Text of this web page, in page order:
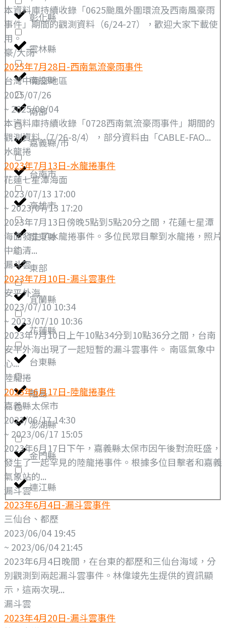
彰化縣
雲林縣
南投縣
南部
嘉義縣/市
台南市
高雄市
屏東縣
東部
宜蘭縣
花蓮縣
台東縣
離島
澎湖縣
金門縣
連江縣
本資料庫持續收錄「0625颱風外圍環流及西南風豪雨
事件」期間的觀測資料（6/24-27），歡迎大家下載使
用。
豪/大雨
2025年7月28日-西南氣流豪雨事件
台灣中南部地區
2025/07/26
~ 2025/08/04
本資料庫持續收錄「0728西南氣流豪雨事件」期間的
觀測資料（7/26-8/4），部分資料由「CABLE-FAO...
水龍捲
2023年7月13日-水龍捲事件
花蓮七星潭海面
2023/07/13 17:00
~ 2023/07/13 17:20
2023年7月13日傍晚5點到5點20分之間，花蓮七星潭
海面發生了水龍捲事件。多位民眾目擊到水龍捲，照片
中能清...
漏斗雲
2023年7月10日-漏斗雲事件
安平外海
2023/07/10 10:34
~ 2023/07/10 10:36
2023年7月10日上午10點34分到10點36分之間，台南
安平外海出現了一起短暫的漏斗雲事件。 南區氣象中
心...
陸龍捲
2023年6月17日-陸龍捲事件
嘉義縣太保市
2023/06/17 14:30
~ 2023/06/17 15:05
2023年6月17日下午，嘉義縣太保市因午後對流旺盛，
發生了一起罕見的陸龍捲事件。根據多位目擊者和嘉義
氣象站的...
漏斗雲
2023年6月4日-漏斗雲事件
三仙台、都歷
2023/06/04 19:45
~ 2023/06/04 21:45
2023年6月4日晚間，在台東的都歷和三仙台海域，分
別觀測到兩起漏斗雲事件。林偉竣先生提供的資訊顯
示，這兩次現...
漏斗雲
2023年4月20日-漏斗雲事件